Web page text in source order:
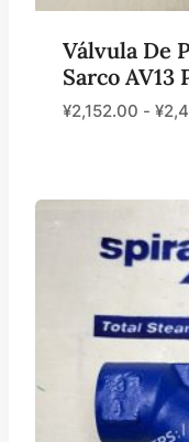
Válvula De
Sarco AV13
¥2,152.00 - ¥